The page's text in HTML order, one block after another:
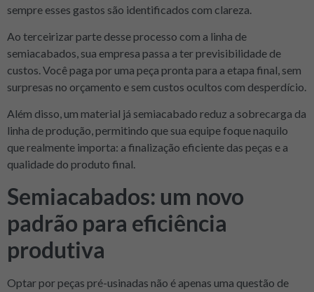
sempre esses gastos são identificados com clareza.
Ao terceirizar parte desse processo com a linha de
semiacabados, sua empresa passa a ter previsibilidade de
custos. Você paga por uma peça pronta para a etapa final, sem
surpresas no orçamento e sem custos ocultos com desperdício.
Além disso, um material já semiacabado reduz a sobrecarga da
linha de produção, permitindo que sua equipe foque naquilo
que realmente importa: a finalização eficiente das peças e a
qualidade do produto final.
Semiacabados: um novo
padrão para eficiência
produtiva
Optar por peças pré-usinadas não é apenas uma questão de